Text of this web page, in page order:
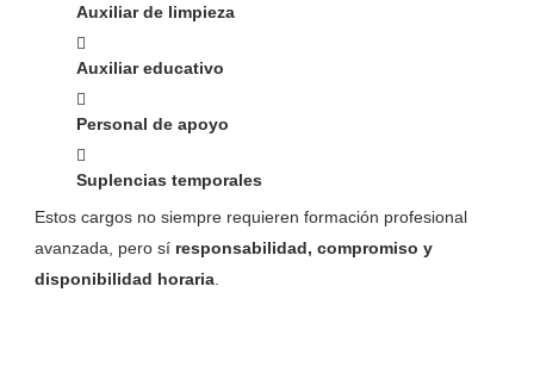
Auxiliar de limpieza
Auxiliar educativo
Personal de apoyo
Suplencias temporales
Estos cargos no siempre requieren formación profesional
avanzada, pero sí responsabilidad, compromiso y
disponibilidad horaria.